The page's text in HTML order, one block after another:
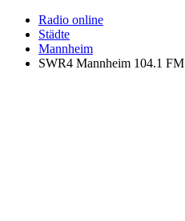
Radio online
Städte
Mannheim
SWR4 Mannheim 104.1 FM